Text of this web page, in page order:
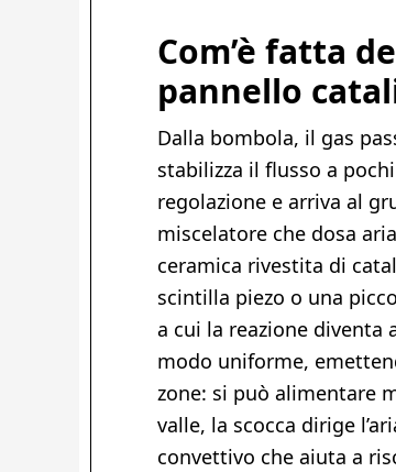
Com’è fatta
pannello
Dalla bombola, il gas
stabilizza il flusso a
regolazione e arriva al
miscelatore che dosa
ceramica rivestita di
scintilla piezo o una
a cui la reazione diventa
modo uniforme,
zone: si può alimentare
valle, la scocca dirige
convettivo che aiuta a